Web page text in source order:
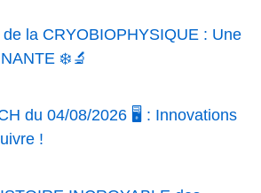
la CRYOBIOPHYSIQUE : Une
❄️🔬
du 04/08/2026 🖥️ : Innovations
!